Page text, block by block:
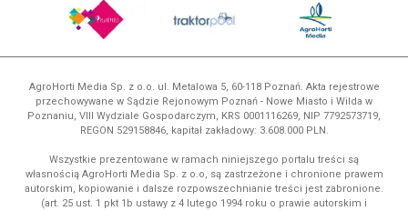
AgroHorti Media Sp. z o.o. ul. Metalowa 5, 60-118 Poznań. Akta rejestrowe
przechowywane w Sądzie Rejonowym Poznań - Nowe Miasto i Wilda w
Poznaniu, VIII Wydziale Gospodarczym, KRS 0001116269, NIP 7792573719,
REGON 529158846, kapitał zakładowy: 3.608.000 PLN.
Wszystkie prezentowane w ramach niniejszego portalu treści są
własnością AgroHorti Media Sp. z o.o, są zastrzeżone i chronione prawem
autorskim, kopiowanie i dalsze rozpowszechnianie treści jest zabronione.
(art. 25 ust. 1 pkt 1b ustawy z 4 lutego 1994 roku o prawie autorskim i